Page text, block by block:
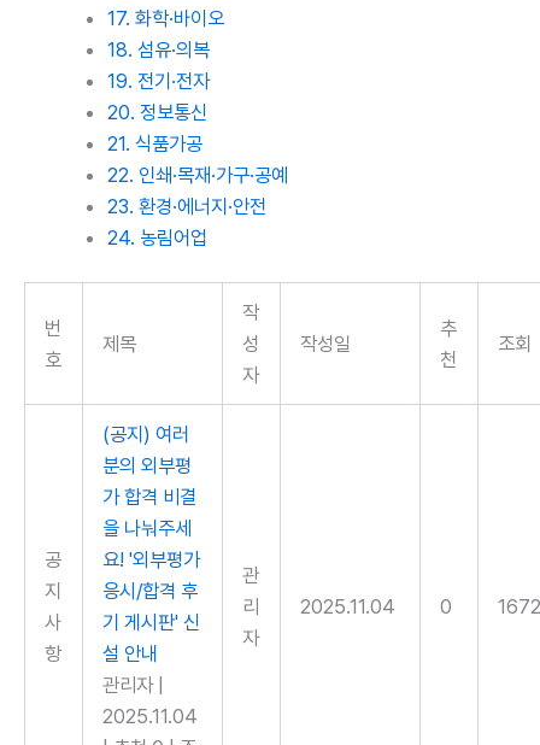
17. 화학·바이오
18. 섬유·의복
19. 전기·전자
20. 정보통신
21. 식품가공
22. 인쇄·목재·가구·공예
23. 환경·에너지·안전
24. 농림어업
번
호
제목
작
성
자
작성일
추
천
조회
공
지
사
항
(공지) 여러
분의 외부평
가 합격 비결
을 나눠주세
요! '외부평가
응시/합격 후
기 게시판' 신
설 안내
관리자
2025.11.04
관
리
자
2025.11.04 0